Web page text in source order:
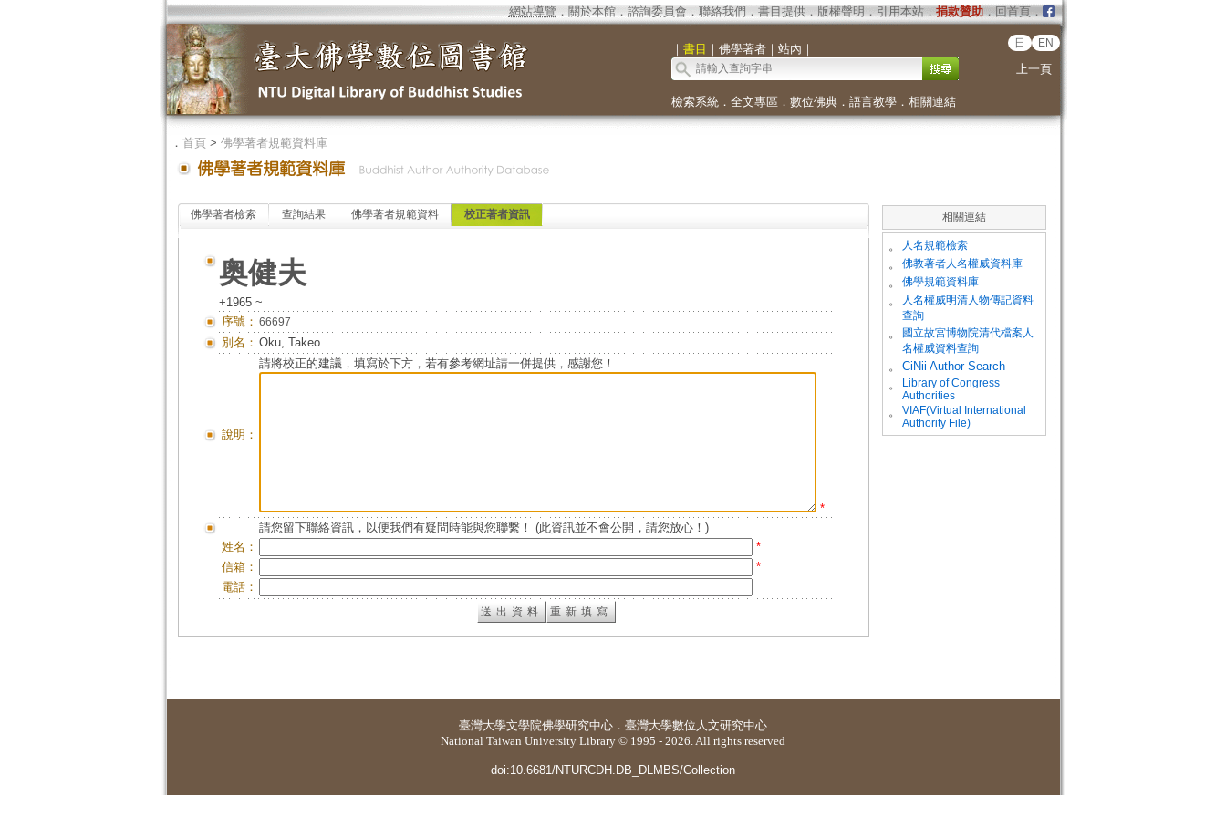
網站導覽 ． 關於本館． 諮詢委員會． 聯絡我們 ． 書目提供． 版權聲明 ． 引用本站． 捐款贊助．回首頁．
｜ 書目 ｜ 佛學著者｜ 站內 ｜ 日 EN
上一頁
檢索系統． 全文專區 ． 數位佛典． 語言教學． 相關連結
． 首頁> 佛學著者規範資料庫
佛學著者檢索 查詢結果 佛學著者規範資料 校正著者資訊
奥健夫
+1965 ~
序號： 66697
別名： Oku, Takeo
說明：
請將校正的建議，填寫於下方，若有參考網址請一併提供，感謝您！
*
請您留下聯絡資訊，以便我們有疑問時能與您聯繫！ (此資訊並不會公開，請您放心！)
姓名：
*
信箱：
*
電話：
相關連結
。 人名規範檢索
。 佛教著者人名權威資料庫
。 佛學規範資料庫
。
人名權威明清人物傳記資料
查詢
。
國立故宮博物院清代檔案人
名權威資料查詢
。
CiNii Author Search
。
Library of Congress
Authorities
。
VIAF(Virtual International
Authority File)
臺灣大學文學院佛學研究中心 ． 臺灣大學數位人文研究中心
National Taiwan University Library © 1995 - 2026. All rights reserved
doi:10.6681/NTURCDH.DB_DLMBS/Collection